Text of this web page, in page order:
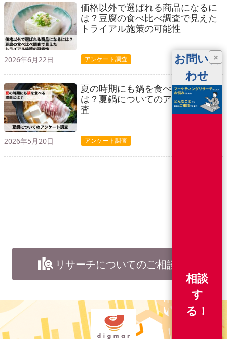
価格以外で選ばれる商品になるに
は？豆腐の食べ比べ調査で見えた
トライアル施策の可能性
2026年6月22日 アンケート調査
夏の時期にも鍋を食べる理由と
は？夏鍋についてのアンケート調
査
2026年5月20日 アンケート調査
リサーチについてのご相談
×
お問い合
わせ
相談
す
る！